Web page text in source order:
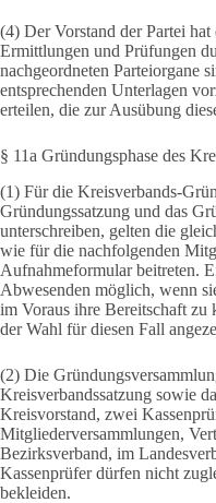
(4) Der Vorstand der Partei
Ermittlungen und Prüfungen
nachgeordneten Parteiorgane
entsprechenden Unterlagen
erteilen, die zur Ausübung
§ 11a Gründungsphase des
(1) Für die Kreisverbands-
Gründungssatzung und das
unterschreiben, gelten die
wie für die nachfolgenden
Aufnahmeformular beitreten.
Abwesenden möglich, wenn
im Voraus ihre Bereitschaft zu
der Wahl für diesen Fall
(2) Die
Kreisverbandssatzung sowie
Kreisvorstand, zwei
Mitgliederversammlungen,
Bezirksverband, im
Kassenprüfer dürfen nicht
bekleiden.